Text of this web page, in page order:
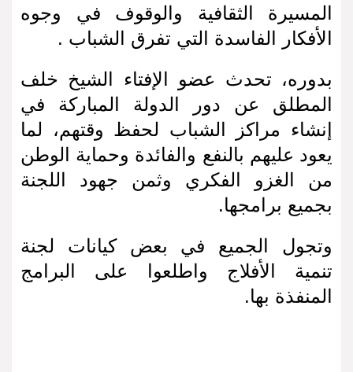
المسيرة الثقافية والوقوف في وجوه
الأفكار الفاسدة التي تفرق الشباب .
بدوره، تحدث عضو الإفتاء الشيخ خلف
المطلق عن دور الدولة المباركة في
إنشاء مراكز الشباب لحفظ وقتهم، لما
يعود عليهم بالنفع والفائدة وحماية الوطن
من الغزو الفكري وثمن جهود اللجنة
بجميع برامجها.
وتجول الجميع في بعض كيانات لجنة
تنمية الأفلاج واطلعوا على البرامج
المنفذة بها.